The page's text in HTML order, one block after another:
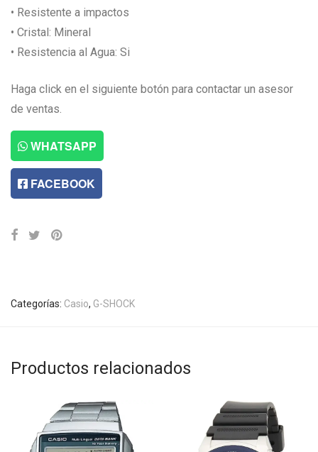
• Resistente a impactos
• Cristal: Mineral
• Resistencia al Agua: Si
Haga click en el siguiente botón para contactar un asesor
de ventas.
WHATSAPP
FACEBOOK
Categorías: Casio, G-SHOCK
Productos relacionados